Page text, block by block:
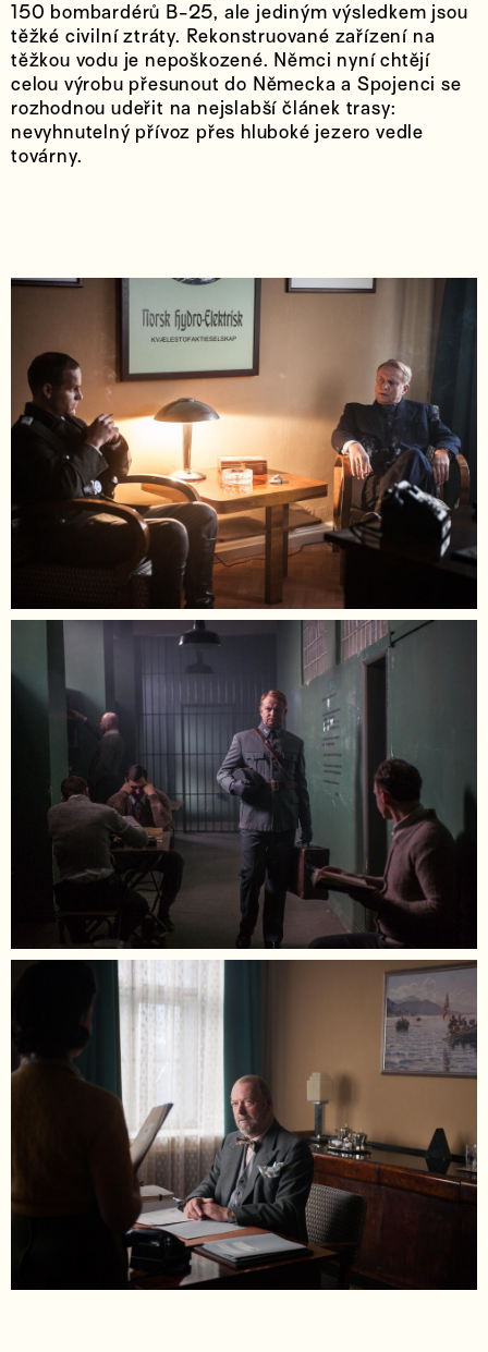
150 bombardérů B-25, ale jediným výsledkem jsou
těžké civilní ztráty. Rekonstruované zařízení na
těžkou vodu je nepoškozené. Němci nyní chtějí
celou výrobu přesunout do Německa a Spojenci se
rozhodnou udeřit na nejslabší článek trasy:
nevyhnutelný přívoz přes hluboké jezero vedle
továrny.